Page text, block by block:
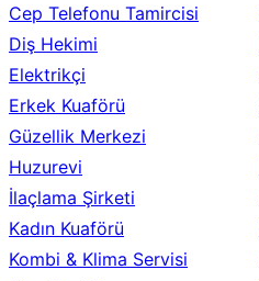
Cep Telefonu Tamircisi
Diş Hekimi
Elektrikçi
Erkek Kuaförü
Güzellik Merkezi
Huzurevi
İlaçlama Şirketi
Kadın Kuaförü
Kombi & Klima Servisi